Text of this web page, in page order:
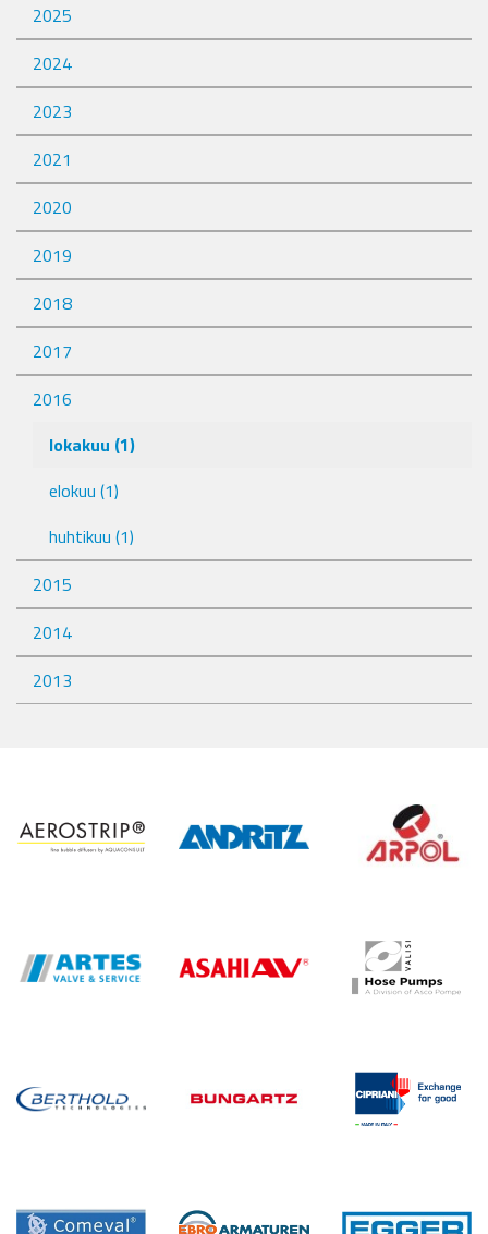
2025
2024
2023
2021
2020
2019
2018
2017
2016
lokakuu (1)
elokuu (1)
huhtikuu (1)
2015
2014
2013